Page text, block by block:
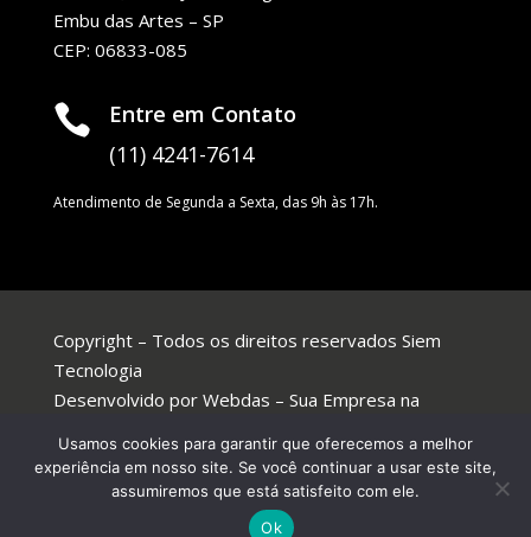
Embu das Artes – SP
CEP: 06833-085

Entre em Contato
(11) 4241-7614
Atendimento de Segunda a Sexta, das 9h às 17h.
Copyright – Todos os direitos reservados Siem
Tecnologia
Desenvolvido por Webdas – Sua Empresa na
Usamos cookies para garantir que oferecemos a melhor
experiência em nosso site. Se você continuar a usar este site,
assumiremos que está satisfeito com ele.
Ok